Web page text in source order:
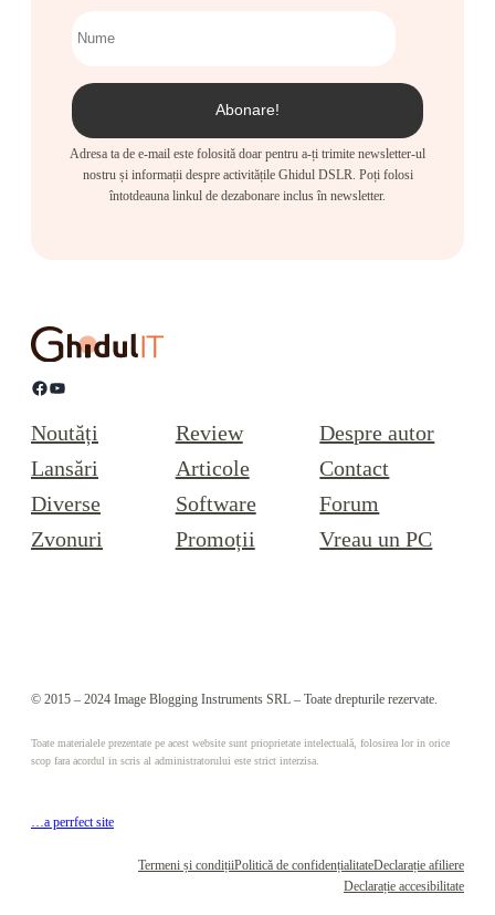
Adresa ta de e-mail este folosită doar pentru a-ți trimite newsletter-ul
nostru și informații despre activitățile Ghidul DSLR. Poți folosi
întotdeauna linkul de dezabonare inclus în newsletter.
Facebook YouTube
Noutăți
Lansări
Diverse
Zvonuri
Review
Articole
Software
Promoții
Despre autor
Contact
Forum
Vreau un PC
© 2015 – 2024 Image Blogging Instruments SRL – Toate drepturile rezervate.
Toate materialele prezentate pe acest website sunt prioprietate intelectuală, folosirea lor in orice
scop fara acordul in scris al administratorului este strict interzisa.
…a perrfect site
Termeni și condițiiPolitică de confidențialitateDeclarație afiliere
Declarație accesibilitate